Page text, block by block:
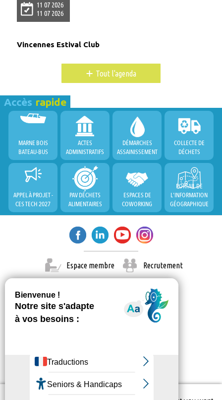
11 07 2026
11 07 2026
Vincennes Estival Club
+ Tout l'agenda
Accès rapide
MARNE BOIS
BATEAU-BUS
ACTES
ADMINISTRATIFS
DÉMARCHES
ASSAINISSEMENT
COLLECTE DE
DÉCHETS
APPEL À PROJET -
CES TECH 2027
PAV DÉCHETS
ALIMENTAIRES
ESPACES DE
COWORKING
PORTAIL DE
L'INFORMATION
GÉOGRAPHIQUE
Espace membre Recrutement